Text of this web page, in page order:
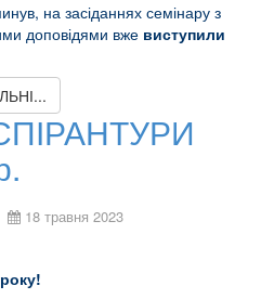
на засіданнях семінару з
доповідями вже виступили
18 травня 2023